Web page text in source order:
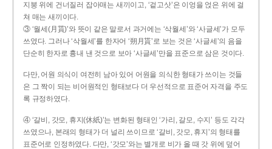
지붕 위에 건너질러 잡아매는 새끼이고, ‘겉고삿’은 이엉을 얹은 위에 걸
쳐 매는 새끼이다.
③ ‘월세(月貰)’와 뜻이 같은 말로서 과거에는 ‘삭월세’와 ‘사글세’가 모두
쓰였다. 그러나 ‘삭월세’를 한자어 ‘朔月貰’로 보는 것은 ‘사글세’의 음을
단순히 한자로 흉내 낸 것으로 보아 ‘사글세’만을 표준으로 삼은 것이다.
다만, 어원 의식이 여전히 남아 있어 어원을 의식한 형태가 쓰이는 것들
은 그 짝이 되는 비어원적인 형태보다 더 우선적으로 표준어 자격을 주도
록 규정하였다.
④ ‘갈비, 갓모, 휴지(休紙)’는 변화된 형태인 ‘가리, 갈모, 수지’ 등도 각각
쓰였으나, 본래의 형태가 더 널리 쓰이므로 ‘갈비, 갓모, 휴지’의 형태를
표준어로 인정하였다. 다만, ‘갓모’와는 별개로 비가 올 때 갓 위에 덮어